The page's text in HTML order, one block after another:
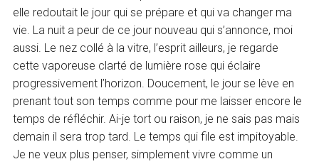
elle redoutait le jour qui se prépare et qui va changer ma
vie. La nuit a peur de ce jour nouveau qui s’annonce, moi
aussi. Le nez collé à la vitre, l’esprit ailleurs, je regarde
cette vaporeuse clarté de lumière rose qui éclaire
progressivement l’horizon. Doucement, le jour se lève en
prenant tout son temps comme pour me laisser encore le
temps de réfléchir. Ai-je tort ou raison, je ne sais pas mais
demain il sera trop tard. Le temps qui file est impitoyable.
Je ne veux plus penser, simplement vivre comme un